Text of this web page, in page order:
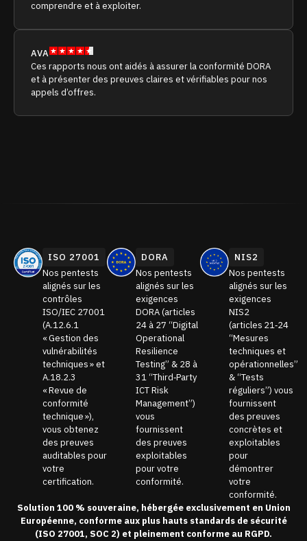
comprendre et à exploiter.
AVA
Ces rapports nous ont aidés à assurer la conformité DORA
et à présenter des preuves claires et vérifiables pour nos
appels d’offres.
ISO 27001
Nos pentests
alignés sur les
contrôles
ISO/IEC 27001
(A.12.6.1
« Gestion des
vulnérabilités
techniques » et
A.18.2.3
« Revue de
conformité
technique »),
vous obtenez
des preuves
auditables pour
votre
certification.
DORA
Nos pentests
alignés sur les
exigences
DORA (articles
24 à 27 “Digital
Operational
Resilience
Testing” & 28 à
31 “Third‑Party
ICT Risk
Management”)
vous
fournissent
des preuves
exploitables
pour votre
conformité.
NIS2
Nos pentests
alignés sur les
exigences
NIS2
(articles 21‑24
“Mesures
techniques et
opérationnelles”
& “Tests
réguliers”) vous
fournissent
des preuves
concrètes et
exploitables
pour
démontrer
votre
conformité.
Solution 100 % souveraine, hébergée exclusivement en Union
Européenne, conforme aux plus hauts standards de sécurité
(ISO 27001, SOC 2) et pleinement conforme au RGPD.